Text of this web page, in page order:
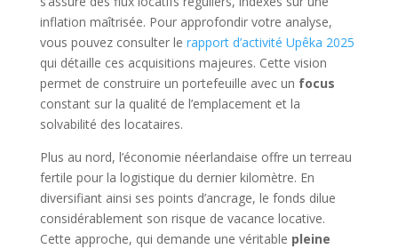
inflation maîtrisée. Pour approfondir votre analyse,
vous pouvez consulter le rapport d’activité Upêka 2025
qui détaille ces acquisitions majeures. Cette vision
permet de construire un portefeuille avec un focus
constant sur la qualité de l’emplacement et la
solvabilité des locataires.
Plus au nord, l’économie néerlandaise offre un terreau
fertile pour la logistique du dernier kilomètre. En
diversifiant ainsi ses points d’ancrage, le fonds dilue
considérablement son risque de vacance locative.
Cette approche, qui demande une véritable pleine